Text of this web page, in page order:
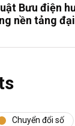
Bưu điện
nền tảng
Chuyển đổi số